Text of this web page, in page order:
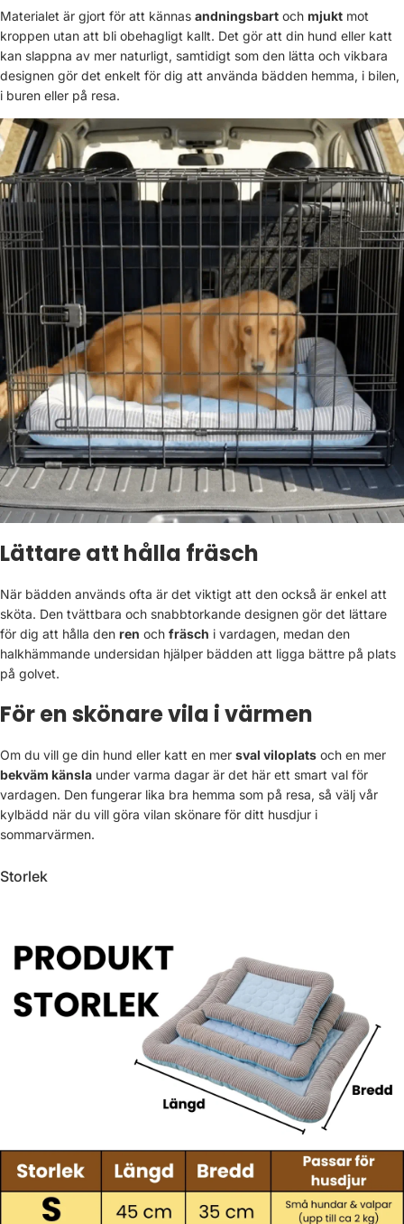
Materialet är gjort för att kännas andningsbart och mjukt mot
kroppen utan att bli obehagligt kallt. Det gör att din hund eller katt
kan slappna av mer naturligt, samtidigt som den lätta och vikbara
designen gör det enkelt för dig att använda bädden hemma, i bilen,
i buren eller på resa.
Lättare att hålla fräsch
När bädden används ofta är det viktigt att den också är enkel att
sköta. Den tvättbara och snabbtorkande designen gör det lättare
för dig att hålla den ren och fräsch i vardagen, medan den
halkhämmande undersidan hjälper bädden att ligga bättre på plats
på golvet.
För en skönare vila i värmen
Om du vill ge din hund eller katt en mer sval viloplats och en mer
bekväm känsla under varma dagar är det här ett smart val för
vardagen. Den fungerar lika bra hemma som på resa, så välj vår
kylbädd när du vill göra vilan skönare för ditt husdjur i
sommarvärmen.
Storlek